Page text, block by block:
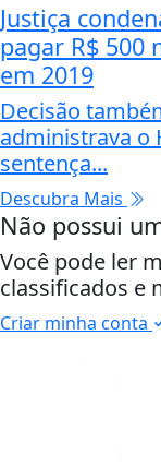
Justiça
pagar R$ 500
em 2019
Decisão
administrava o
sentença...
Descubra Mais
Não possui
Você pode ler
classificados e
Criar minha conta